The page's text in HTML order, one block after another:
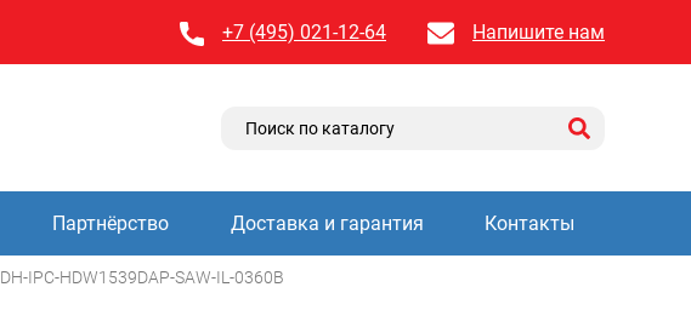
+7 (495) 021-12-64 Напишите нам
Партнёрство Доставка и гарантия Контакты
DH-IPC-HDW1539DAP-SAW-IL-0360B